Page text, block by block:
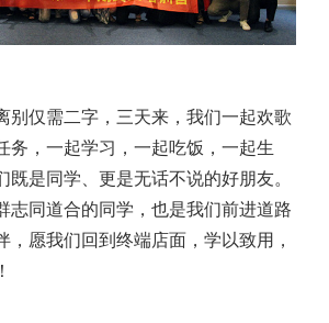
别仅需二字，三天来，我们一起欢歌
务，一起学习，一起吃饭，一起生
既是同学、更是无话不说的好朋友。
志同道合的同学，也是我们前进道路
，愿我们回到终端店面，学以致用，